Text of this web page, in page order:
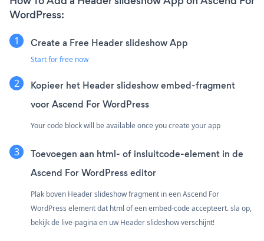
WordPress:
Create a Free Header slideshow App
Start for free now
Kopieer het Header slideshow embed-fragment
voor Ascend For WordPress
Your code block will be available once you create your app
Toevoegen aan html- of insluitcode-element in de
Ascend For WordPress editor
Plak boven Header slideshow fragment in een Ascend For
WordPress element dat html of een embed-code accepteert. sla op,
bekijk de live-pagina en uw Header slideshow verschijnt!